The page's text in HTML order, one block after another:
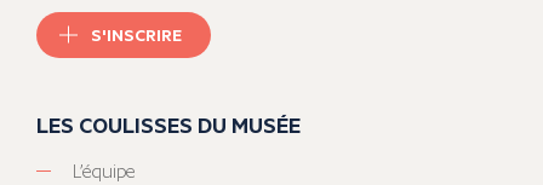
S'INSCRIRE
LES COULISSES DU MUSÉE
L’équipe